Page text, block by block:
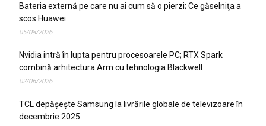
Bateria externă pe care nu ai cum să o pierzi; Ce găselniţa a
scos Huawei
05/08/2026
Nvidia intră în lupta pentru procesoarele PC; RTX Spark
combină arhitectura Arm cu tehnologia Blackwell
02/06/2026
TCL depășește Samsung la livrările globale de televizoare în
decembrie 2025